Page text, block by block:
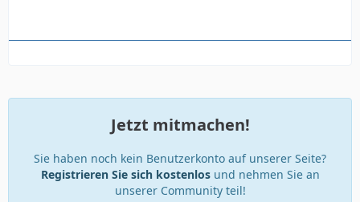
Jetzt mitmachen!
Sie haben noch kein Benutzerkonto auf unserer Seite?
Registrieren Sie sich kostenlosund nehmen Sie an
unserer Community teil!